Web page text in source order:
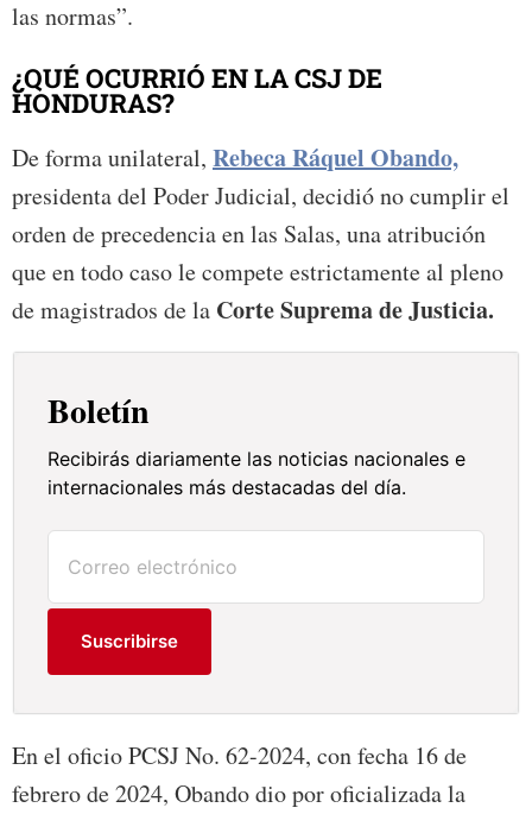
las normas”.
¿QUÉ OCURRIÓ EN LA CSJ DE
HONDURAS?
De forma unilateral, Rebeca Ráquel Obando,
presidenta del Poder Judicial, decidió no cumplir el
orden de precedencia en las Salas, una atribución
que en todo caso le compete estrictamente al pleno
de magistrados de la Corte Suprema de Justicia.
Boletín
Recibirás diariamente las noticias nacionales e
internacionales más destacadas del día.
Suscribirse
En el oficio PCSJ No. 62-2024, con fecha 16 de
febrero de 2024, Obando dio por oficializada la